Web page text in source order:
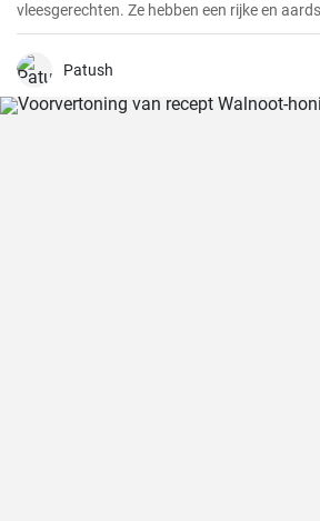
vleesgerechten. Ze hebben een rijke en
zijn heerlijk luchtig. Deze knoedels zijn een
Patush